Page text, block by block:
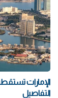
الإمارات
التفاصيل